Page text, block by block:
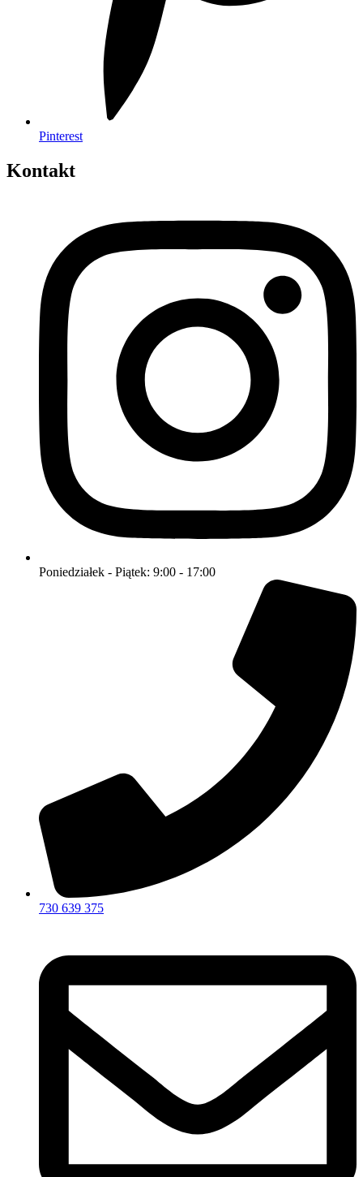
Pinterest
Kontakt
Poniedziałek - Piątek: 9:00 - 17:00
730 639 375